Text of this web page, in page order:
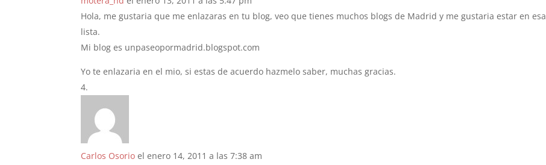
Hola, me gustaria que me enlazaras en tu blog, veo que tienes muchos blogs de Madrid y me gustaria estar en esa
lista.
Mi blog es unpaseopormadrid.blogspot.com
Yo te enlazaria en el mio, si estas de acuerdo hazmelo saber, muchas gracias.
Carlos Osorio el enero 14, 2011 a las 7:38 am